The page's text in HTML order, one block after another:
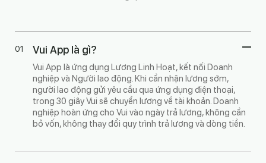
Vui App là gì?
Vui App là ứng dụng Lương Linh Hoạt, kết nối Doanh
nghiệp và Người lao động. Khi cần nhận lương sớm,
người lao động gửi yêu cầu qua ứng dụng điện thoại,
trong 30 giây Vui sẽ chuyển lương về tài khoản. Doanh
nghiệp hoàn ứng cho Vui vào ngày trả lương, không cần
bỏ vốn, không thay đổi quy trình trả lương và dòng tiền.